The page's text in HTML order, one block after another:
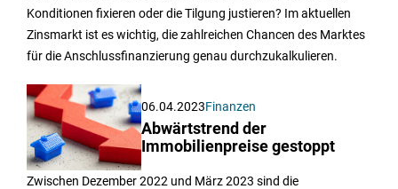
Konditionen fixieren oder die Tilgung justieren? Im aktuellen
Zinsmarkt ist es wichtig, die zahlreichen Chancen des Marktes
für die Anschlussfinanzierung genau durchzukalkulieren.
06.04.2023Finanzen
Abwärtstrend der
Immobilienpreise gestoppt
Zwischen Dezember 2022 und März 2023 sind die